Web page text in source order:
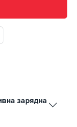
зарядна